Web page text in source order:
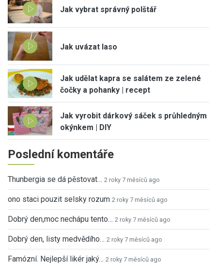
Jak vybrat správný polštář
Jak uvázat laso
Jak udělat kapra se salátem ze zelené
čočky a pohanky | recept
Jak vyrobit dárkový sáček s průhledným
okýnkem | DIY
Poslední komentáře
Thunbergia se dá pěstovat… 2 roky 7 měsíců ago
ono staci pouzit selsky rozum 2 roky 7 měsíců ago
Dobrý den,moc nechápu tento… 2 roky 7 měsíců ago
Dobrý den, listy medvědího… 2 roky 7 měsíců ago
Famózní. Nejlepší likér jaký… 2 roky 7 měsíců ago